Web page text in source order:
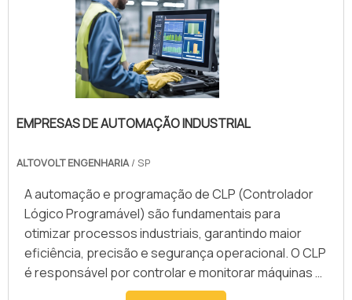
consulta para obtenção do AVCB, destacam-se a
redução de riscos de incêndio, proteção de vidas e
do patrimônio, além da prevenção de penalidades e
interdições por falta de conformidade. O serviço
proporciona maior tranquilidade para gestores e
técnicas sejam atendidas. Empresas especializadas
desde a orientação inicial até a regularização,
assegurando um atendimento ágil e eficiente para a
obtenção do documento.
EMPRESAS DE AUTOMAÇÃO INDUSTRIAL
ALTOVOLT ENGENHARIA/ SP
A automação e programação de CLP (Controlador
Lógico Programável) são fundamentais para
otimizar processos industriais, garantindo maior
eficiência, precisão e segurança operacional. O CLP
é responsável por controlar e monitorar máquinas e
sistemas automatizados, reduzindo a necessidade